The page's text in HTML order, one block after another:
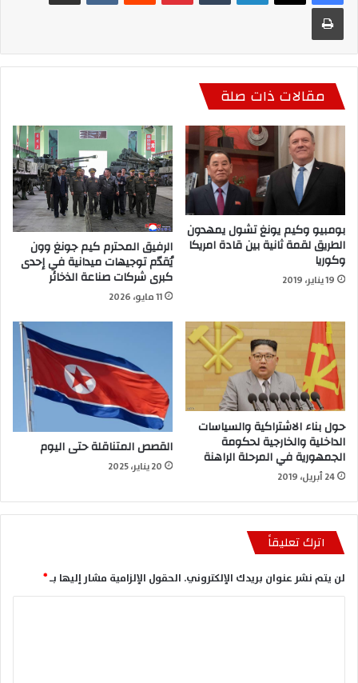
طباعة
مقالات ذات صلة
بومبيو وكيم يونغ تشول يمهدون
الطريق لقمة ثانية بين قادة امريكا
وكوريا
19 يناير، 2019
الرفيق المحترم كيم جونغ وون
يُقدّم توجيهات ميدانية في إحدى
كبرى شركات صناعة الذخائر
11 مايو، 2026
حول بناء الاشتراكية والسياسات
الداخلية والخارجية لحكومة
الجمهورية في المرحلة الراهنة
24 أبريل، 2019
القصص المتناقلة حتى اليوم
20 يناير، 2025
اترك تعليقاً
لن يتم نشر عنوان بريدك الإلكتروني. الحقول الإلزامية مشار إليها بـ*